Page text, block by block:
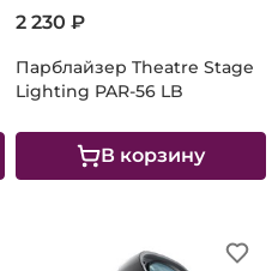
Парблайзер Theatre Stage
Lighting PAR-56 LB
2 230 ₽
В корзину